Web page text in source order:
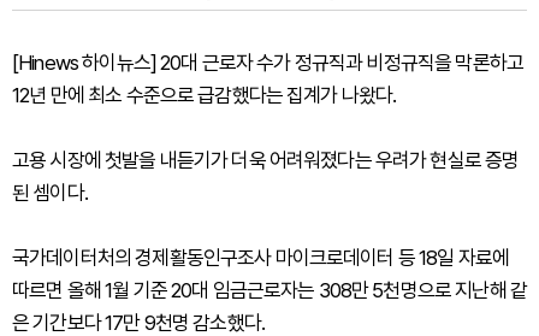
[Hinews 하이뉴스] 20대 근로자 수가 정규직과 비정규직을 막론하고
12년 만에 최소 수준으로 급감했다는 집계가 나왔다.
고용 시장에 첫발을 내듣기가 더욱 어려워졌다는 우려가 현실로 증명
된 셈이다.
국가데이터처의 경제활동인구조사 마이크로데이터 등 18일 자료에
따르면 올해 1월 기준 20대 임금근로자는 308만 5천명으로 지난해 같
은 기간보다 17만 9천명 감소했다.